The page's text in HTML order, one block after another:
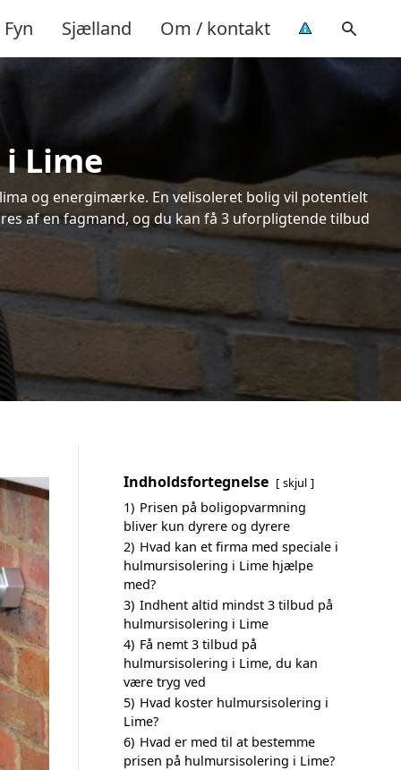
Fyn Sjælland Om / kontakt
Lime
og energimærke. En velisoleret bolig vil potentielt
af en fagmand, og du kan få 3 uforpligtende tilbud
Indholdsfortegnelse skjul
1) Prisen på boligopvarmning
bliver kun dyrere og dyrere
2) Hvad kan et firma med speciale i
hulmursisolering i Lime hjælpe
med?
3) Indhent altid mindst 3 tilbud på
hulmursisolering i Lime
4) Få nemt 3 tilbud på
hulmursisolering i Lime, du kan
være tryg ved
5) Hvad koster hulmursisolering i
Lime?
6) Hvad er med til at bestemme
prisen på hulmursisolering i Lime?